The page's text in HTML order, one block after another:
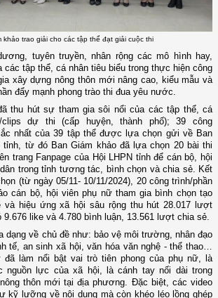
khảo trao giải cho các tập thể đạt giải cuộc thi
tuyên truyền, nhân rộng các mô hình hay,
các tập thể, cá nhân tiêu biểu trong thực hiện công
xây dựng nông thôn mới nâng cao, kiểu mẫu và
đẩy mạnh phong trào thi đua yêu nước.
thu hút sự tham gia sôi nổi của các tập thể, cá
dự thi (cấp huyện, thành phố); 39 công
nhất của39 tập thểđược lựa chọn gửi về Ban
tỉnh , từ đóBan Giám khảo đã lựa chọn 20 bài thi
trang Fanpage của Hội LHPN tỉnh để cán bộ, hội
trong tỉnh tương tác, bình chọn và chia sẻ. Kết
(từ ngày 05/11- 10/11/2024), 20 công trình/phần
cán bộ, hội viên phụ nữ tham gia bình chọn tạo
và hiệu ứng xã hội sâu rộng thu hút 28.017 lượt
like và 4.780 bình luận, 13.561 lượt chia sẻ.
dạng về chủ đề như: bảo vệ môi trường, nhân đạo
tế, an sinh xã hội, văn hóa văn nghệ - thể thao…
đã làm nổi bật vai trò tiên phong của phụ nữ, là
nguồn lực của xã hội, là cánh tay nối dài trong
thôn mới tại địa phương . Đặc biệt, các video
kỹ lưỡng về nội dung mà còn khéo léo lồng ghép